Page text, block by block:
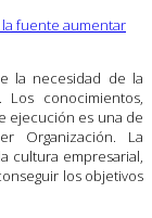
fuente aumentar
la necesidad de la
conocimientos,
ejecución es una de
Organización. La
cultura empresarial,
los objetivos